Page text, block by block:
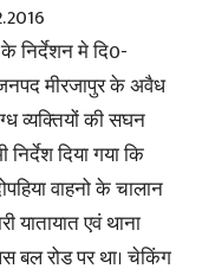
निर्देशन मे दि0-
मीरजापुर के अवैध
व्यक्तियों की सघन
दिया गया कि
वाहनो के चालान
यातायात एवं थाना
बल रोड पर था। चेकिंग